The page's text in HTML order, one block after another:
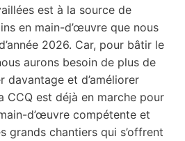
est à la source de
en main-d’œuvre que nous
2026. Car, pour bâtir le
aurons besoin de plus de
davantage et d’améliorer
CCQ est déjà en marche pour
d’œuvre compétente et
grands chantiers qui s’offrent